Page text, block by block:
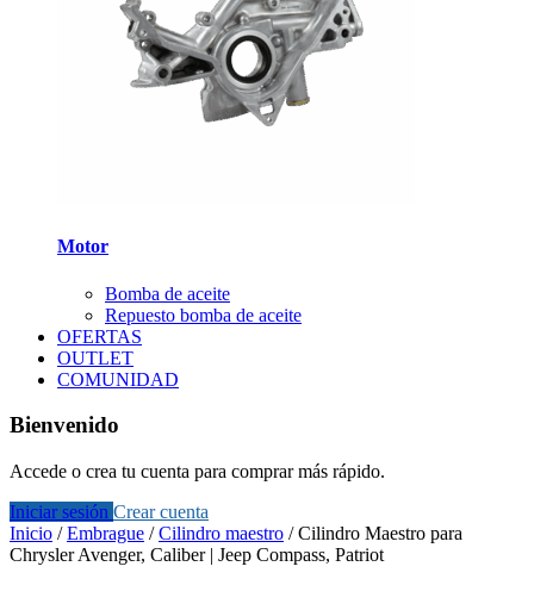
Motor
Bomba de aceite
Repuesto bomba de aceite
OFERTAS
OUTLET
COMUNIDAD
Bienvenido
Accede o crea tu cuenta para comprar más rápido.
Iniciar sesión Crear cuenta
Inicio /Embrague /Cilindro maestro /Cilindro Maestro para
Chrysler Avenger, Caliber | Jeep Compass, Patriot